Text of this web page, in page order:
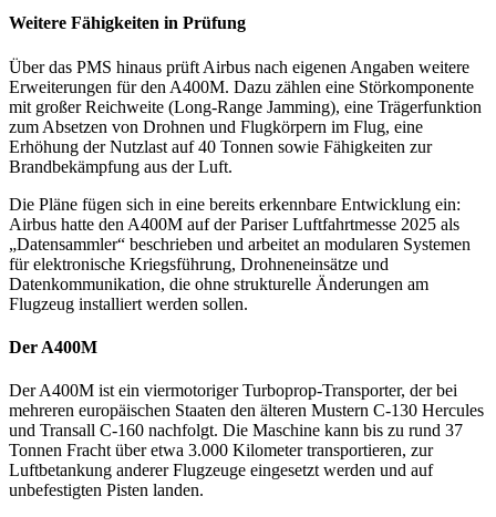
Weitere Fähigkeiten in Prüfung
Über das PMS hinaus prüft Airbus nach eigenen Angaben weitere
Erweiterungen für den A400M. Dazu zählen eine Störkomponente
mit großer Reichweite (Long-Range Jamming), eine Trägerfunktion
zum Absetzen von Drohnen und Flugkörpern im Flug, eine
Erhöhung der Nutzlast auf 40 Tonnen sowie Fähigkeiten zur
Brandbekämpfung aus der Luft.
Die Pläne fügen sich in eine bereits erkennbare Entwicklung ein:
Airbus hatte den A400M auf der Pariser Luftfahrtmesse 2025 als
„Datensammler“ beschrieben und arbeitet an modularen Systemen
für elektronische Kriegsführung, Drohneneinsätze und
Datenkommunikation, die ohne strukturelle Änderungen am
Flugzeug installiert werden sollen.
Der A400M
Der A400M ist ein viermotoriger Turboprop-Transporter, der bei
mehreren europäischen Staaten den älteren Mustern C-130 Hercules
und Transall C-160 nachfolgt. Die Maschine kann bis zu rund 37
Tonnen Fracht über etwa 3.000 Kilometer transportieren, zur
Luftbetankung anderer Flugzeuge eingesetzt werden und auf
unbefestigten Pisten landen.